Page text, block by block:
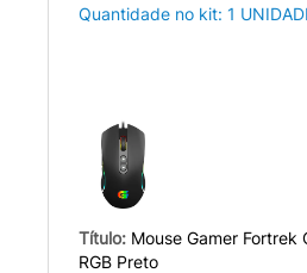
Quantidade no kit: 1
Título: Mouse Gamer Fortrek
RGB Preto